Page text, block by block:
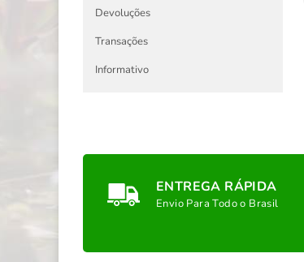
Devoluções
Transações
Informativo
ENTREGA RÁPIDA
Envio Para Todo o Brasil